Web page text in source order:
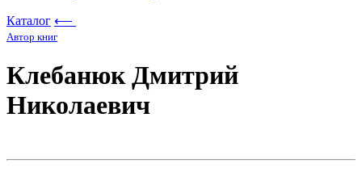
Каталог ⟵
Автор книг
Клебанюк Дмитрий
Николаевич